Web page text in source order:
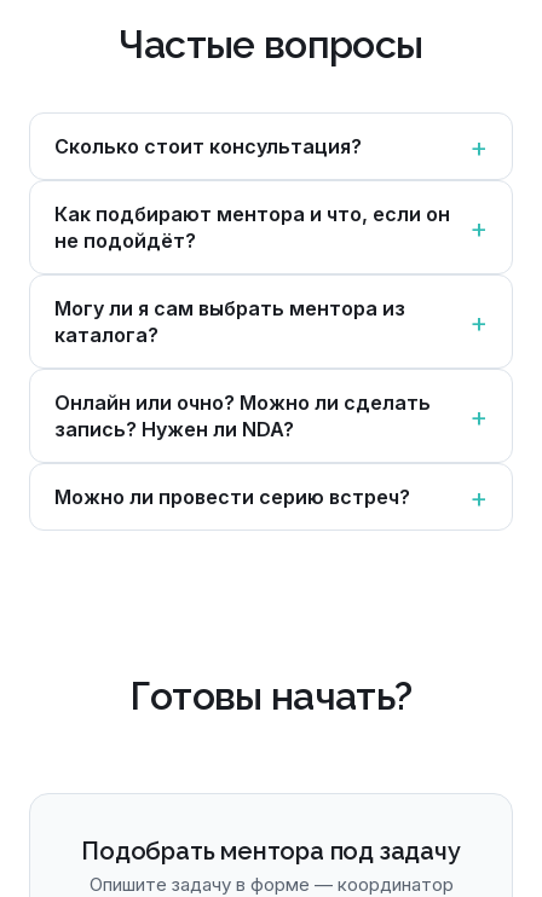
Частые вопросы
Сколько стоит консультация?
Как подбирают ментора и что, если он
не подойдёт?
Могу ли я сам выбрать ментора из
каталога?
Онлайн или очно? Можно ли сделать
запись? Нужен ли NDA?
Можно ли провести серию встреч?
Готовы начать?
Подобрать ментора под задачу
Опишите задачу в форме — координатор